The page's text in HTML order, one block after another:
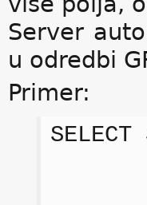
Server
u odredbi
Primer:
,
,